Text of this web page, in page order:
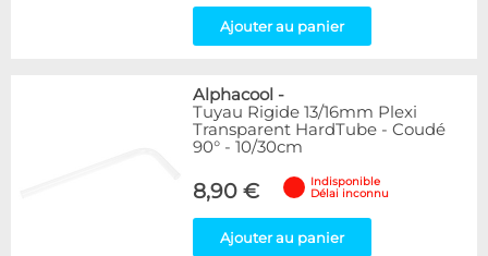
Ajouter au panier
Alphacool -
Tuyau Rigide 13/16mm Plexi
Transparent HardTube - Coudé
90° - 10/30cm
8,90 €
Indisponible
Délai inconnu
Ajouter au panier